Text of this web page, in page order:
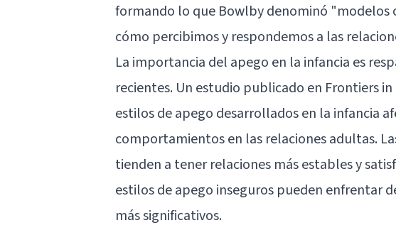
formando lo que Bowlby denominó
cómo percibimos y respondemos a las
La importancia del apego en la infancia es
recientes. Un estudio publicado en Frontiers
estilos de apego desarrollados en la infancia
comportamientos en las relaciones adultas.
tienden a tener relaciones más estables y
estilos de apego inseguros pueden enfrentar
más significativos.